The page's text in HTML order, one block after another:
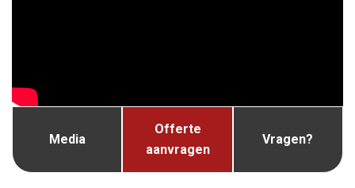
Media
Offerte
aanvragen
Vragen?